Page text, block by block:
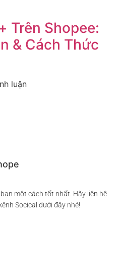
Trên Shopee:
& Cách Thức
luận
một cách tốt nhất. Hãy liên hệ
Socical dưới đây nhé!